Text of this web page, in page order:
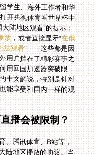
学生、海外工作者和华
开央视体育看世界杯中
陆地区观看”的提示；
放，或者直接显示“在俄
法观看”——这些都是因
为版权方设置的地区限制，把海外用户挡在了精彩赛事之
外。别担心，这篇攻略会教你如何用回国加速器突破限
中文解说，特别是针对
能享受和国内一样的观
播会被限制？
、腾讯体育、B站等，
陆地区播放的协议。当
会检测你的IP地址，如
就是为什么在新加坡看
者在俄罗斯看B站世界
这个问题，最直接的办
地址切换到国内，从而